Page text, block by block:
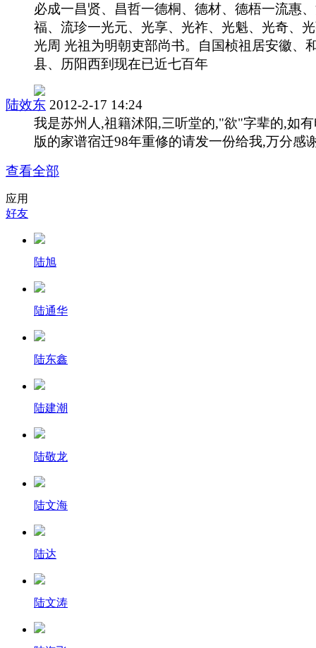
必成一昌贤、昌哲一德桐、德材、德梧一流惠
福、流珍一光元、光享、光祚、光魁、光奇、
光周 光祖为明朝吏部尚书。自国桢祖居安徽、
县、历阳西到现在已近七百年
陆效东 2012-2-17 14:24
我是苏州人,祖籍沭阳,三听堂的,"欲"字辈的,如
版的家谱宿迁98年重修的请发一份给我,万分感
查看全部
应用
好友
陆旭
陆通华
陆东鑫
陆建潮
陆敬龙
陆文海
陆达
陆文涛